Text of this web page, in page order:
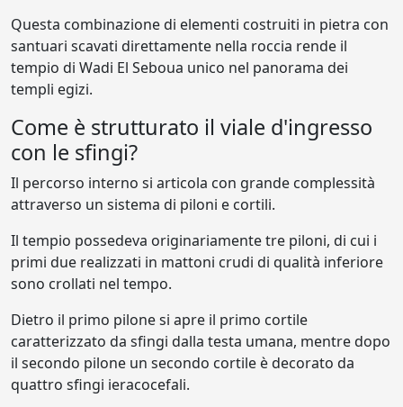
Questa combinazione di elementi costruiti in pietra con
santuari scavati direttamente nella roccia rende il
tempio di Wadi El Seboua unico nel panorama dei
templi egizi.
Come è strutturato il viale d'ingresso
con le sfingi?
Il percorso interno si articola con grande complessità
attraverso un sistema di piloni e cortili.
Il tempio possedeva originariamente tre piloni, di cui i
primi due realizzati in mattoni crudi di qualità inferiore
sono crollati nel tempo.
Dietro il primo pilone si apre il primo cortile
caratterizzato da sfingi dalla testa umana, mentre dopo
il secondo pilone un secondo cortile è decorato da
quattro sfingi ieracocefali.